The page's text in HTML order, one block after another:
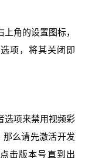
角的设置图标，
项，将其关闭即
项来禁用视频彩
么请先激活开发
击版本号直到出